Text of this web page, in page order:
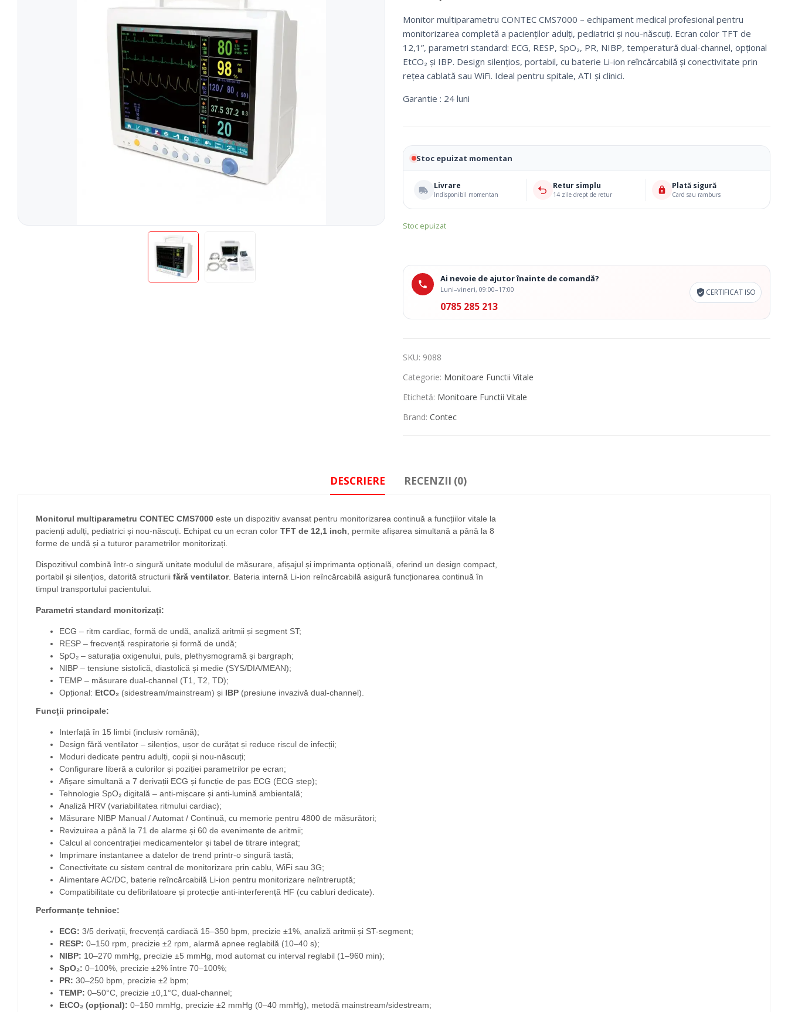
Tratament
Talonete
Fotolii Rulante
Rampe
Accesorii Dispozitive
Recuperare Si Reabilitare Medicala Mobilier Cabinete Medicale Ciorapi Compresivi
Produse Pentru Mama Si Bebe Consumabile Medicale Ingrijire Corporala
Resigilate
Monitor multiparametru CONTEC CMS7000 – echipament medical profesional pentru
monitorizarea completă a pacienților adulți, pediatrici și nou-născuți. Ecran color TFT de
12,1”, parametri standard: ECG, RESP, SpO₂, PR, NIBP, temperatură dual-channel, opțional
EtCO₂ și IBP. Design silențios, portabil, cu baterie Li-ion reîncărcabilă și conectivitate prin
rețea cablată sau WiFi. Ideal pentru spitale, ATI și clinici.
Garantie : 24 luni
Stoc epuizat momentan
Livrare
Indisponibil momentan
Retur simplu
14 zile drept de retur
Plată sigură
Card sau ramburs
Stoc epuizat
Ai nevoie de ajutor înainte de comandă?
Luni–vineri, 09:00–17:00
0785 285 213
CERTIFICAT ISO
SKU: 9088
Categorie: Monitoare Functii Vitale
Etichetă: Monitoare Functii Vitale
Brand: Contec
DESCRIERE RECENZII (0)
Monitorul multiparametru CONTEC CMS7000 este un dispozitiv avansat pentru monitorizarea continuă a funcțiilor vitale la
pacienți adulți, pediatrici și nou-născuți. Echipat cu un ecran color TFT de 12,1 inch , permite afișarea simultană a până la 8
forme de undă și a tuturor parametrilor monitorizați.
Dispozitivul combină într-o singură unitate modulul de măsurare, afișajul și imprimanta opțională, oferind un design compact,
portabil și silențios, datorită structurii fără ventilator. Bateria internă Li-ion reîncărcabilă asigură funcționarea continuă în
timpul transportului pacientului.
Parametri standard monitorizați:
ECG – ritm cardiac, formă de undă, analiză aritmii și segment ST;
RESP – frecvență respiratorie și formă de undă;
SpO₂ – saturația oxigenului, puls, plethysmogramă și bargraph;
NIBP – tensiune sistolică, diastolică și medie (SYS/DIA/MEAN);
TEMP – măsurare dual-channel (T1, T2, TD);
Opțional: EtCO₂ (sidestream/mainstream) și IBP (presiune invazivă dual-channel).
Funcții principale:
Interfață în 15 limbi (inclusiv română);
Design fără ventilator – silențios, ușor de curățat și reduce riscul de infecții;
Moduri dedicate pentru adulți, copii și nou-născuți;
Configurare liberă a culorilor și poziției parametrilor pe ecran;
Afișare simultană a 7 derivații ECG și funcție de pas ECG (ECG step);
Tehnologie SpO₂ digitală – anti-mișcare și anti-lumină ambientală;
Analiză HRV (variabilitatea ritmului cardiac);
Măsurare NIBP Manual / Automat / Continuă, cu memorie pentru 4800 de măsurători;
Revizuirea a până la 71 de alarme și 60 de evenimente de aritmii;
Calcul al concentrației medicamentelor și tabel de titrare integrat;
Imprimare instantanee a datelor de trend printr-o singură tastă;
Conectivitate cu sistem central de monitorizare prin cablu, WiFi sau 3G;
Alimentare AC/DC, baterie reîncărcabilă Li-ion pentru monitorizare neîntreruptă;
Compatibilitate cu defibrilatoare și protecție anti-interferență HF (cu cabluri dedicate).
Performanțe tehnice:
ECG: 3/5 derivații, frecvență cardiacă 15–350 bpm, precizie ±1%, analiză aritmii și ST-segment;
RESP: 0–150 rpm, precizie ±2 rpm, alarmă apnee reglabilă (10–40 s);
NIBP: 10–270 mmHg, precizie ±5 mmHg, mod automat cu interval reglabil (1–960 min);
SpO₂: 0–100%, precizie ±2% între 70–100%;
PR: 30–250 bpm, precizie ±2 bpm;
TEMP: 0–50°C, precizie ±0,1°C, dual-channel;
EtCO₂ (opțional): 0–150 mmHg, precizie ±2 mmHg (0–40 mmHg), metodă mainstream/sidestream;